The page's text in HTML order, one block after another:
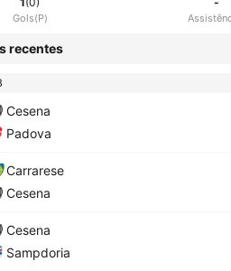
Gols(P)
recentes
Cesena
Padova
Carrarese
Cesena
Cesena
Sampdoria